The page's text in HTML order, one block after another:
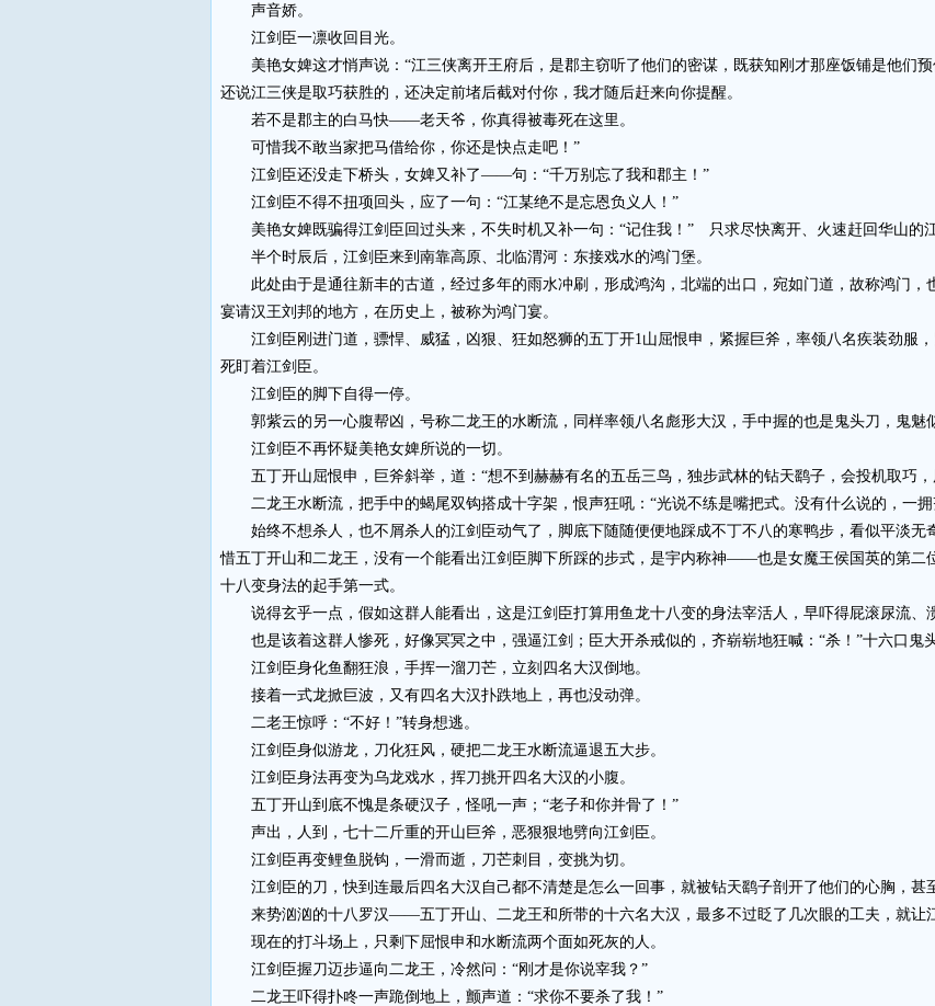
声音娇。
江剑臣一凛收回目光。
美艳女婢这才悄声说：“江三侠离开王府后，是郡主窃听了他们的密谋，既获知刚才那座饭铺是他们
还说江三侠是取巧获胜的，还决定前堵后截对付你，我才随后赶来向你提醒。
若不是郡主的白马快——老天爷，你真得被毒死在这里。
可惜我不敢当家把马借给你，你还是快点走吧！”
江剑臣还没走下桥头，女婢又补了——句：“千万别忘了我和郡主！”
江剑臣不得不扭项回头，应了一句：“江某绝不是忘恩负义人！”
美艳女婢既骗得江剑臣回过头来，不失时机又补一句：“记住我！” 只求尽快离开、火速赶回华山的江
半个时辰后，江剑臣来到南靠高原、北临渭河：东接戏水的鸿门堡。
此处由于是通往新丰的古道，经过多年的雨水冲刷，形成鸿沟，北端的出口，宛如门道，故称鸿门，
宴请汉王刘邦的地方，在历史上，被称为鸿门宴。
江剑臣刚进门道，骠悍、威猛，凶狠、狂如怒狮的五丁开1山屈恨申，紧握巨斧，率领八名疾装劲服
死盯着江剑臣。
江剑臣的脚下自得一停。
郭紫云的另一心腹帮凶，号称二龙王的水断流，同样率领八名彪形大汉，手中握的也是鬼头刀，鬼魅
江剑臣不再怀疑美艳女婢所说的一切。
五丁开山屈恨申，巨斧斜举，道：“想不到赫赫有名的五岳三鸟，独步武林的钻天鹞子，会投机取巧，
二龙王水断流，把手中的蝎尾双钩搭成十字架，恨声狂吼：“光说不练是嘴把式。没有什么说的，一拥
始终不想杀人，也不屑杀人的江剑臣动气了，脚底下随随便便地踩成不丁不八的寒鸭步，看似平淡
惜五丁开山和二龙王，没有一个能看出江剑臣脚下所踩的步式，是宇内称神——也是女魔王侯国英的第二
十八变身法的起手第一式。
说得玄乎一点，假如这群人能看出，这是江剑臣打算用鱼龙十八变的身法宰活人，早吓得屁滚尿流、
也是该着这群人惨死，好像冥冥之中，强逼江剑；臣大开杀戒似的，齐崭崭地狂喊：“杀！”十六口鬼
江剑臣身化鱼翻狂浪，手挥一溜刀芒，立刻四名大汉倒地。
接着一式龙掀巨波，又有四名大汉扑跌地上，再也没动弹。
二老王惊呼：“不好！”转身想逃。
江剑臣身似游龙，刀化狂风，硬把二龙王水断流逼退五大步。
江剑臣身法再变为乌龙戏水，挥刀挑开四名大汉的小腹。
五丁开山到底不愧是条硬汉子，怪吼一声；“老子和你并骨了！”
声出，人到，七十二斤重的开山巨斧，恶狠狠地劈向江剑臣。
江剑臣再变鲤鱼脱钩，一滑而逝，刀芒刺目，变挑为切。
江剑臣的刀，快到连最后四名大汉自己都不清楚是怎么一回事，就被钻天鹞子剖开了他们的心胸，甚
来势汹汹的十八罗汉——五丁开山、二龙王和所带的十六名大汉，最多不过眨了几次眼的工夫，就让江
现在的打斗场上，只剩下屈恨申和水断流两个面如死灰的人。
江剑臣握刀迈步逼向二龙王，冷然问：“刚才是你说宰我？”
二龙王吓得扑咚一声跪倒地上，颤声道：“求你不要杀了我！”